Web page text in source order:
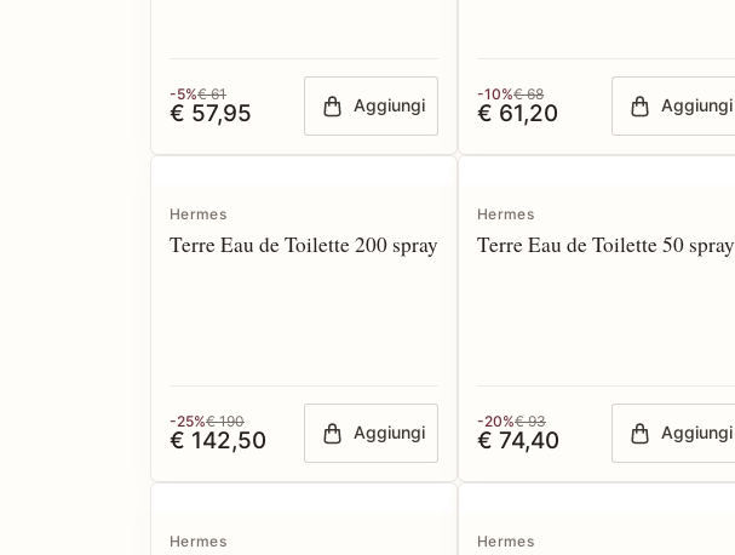
-5%€ 61
€ 57,95 Aggiungi
-10%€ 68
€ 61,20 Aggiungi
Hermes
Terre Eau de Toilette 200 spray
-25%€ 190
€ 142,50 Aggiungi
Hermes
Terre Eau de Toilette 50 spray
-20%€ 93
€ 74,40 Aggiungi
Hermes Hermes